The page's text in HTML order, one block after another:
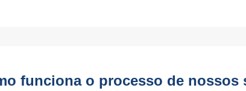
funciona o processo de nossos